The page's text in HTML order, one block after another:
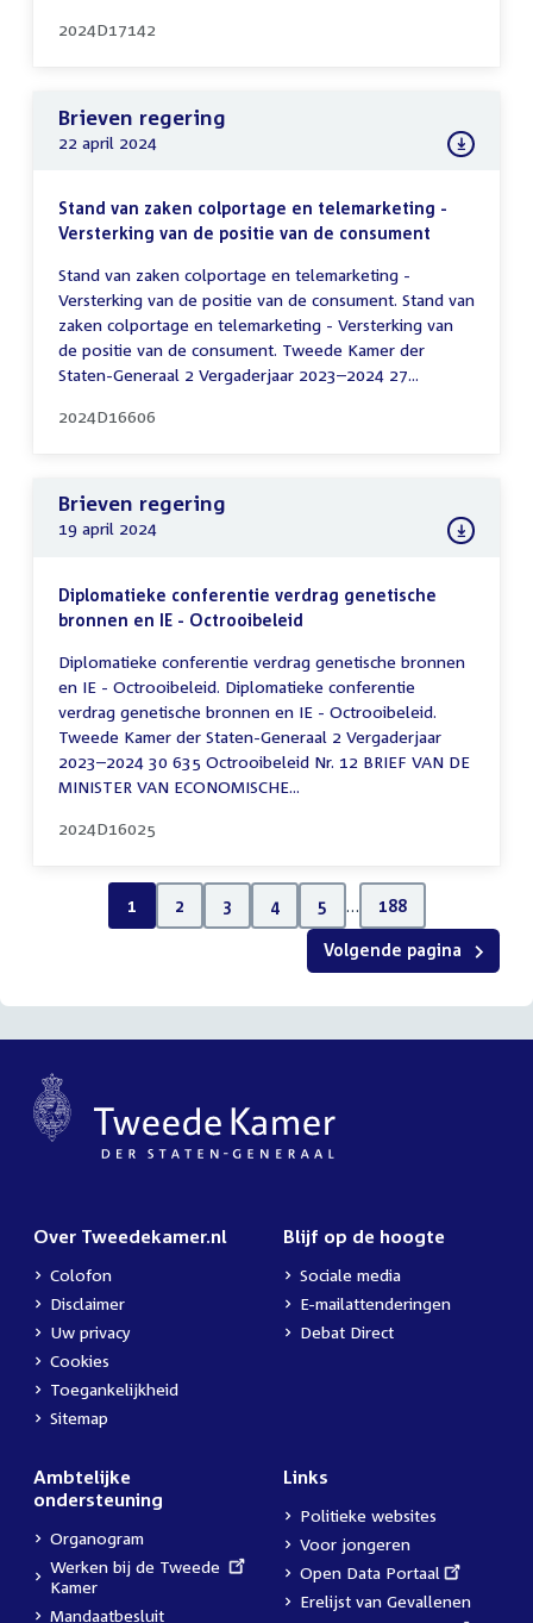
2024D17142
Brieven regering
22 april 2024
Stand van zaken colportage en telemarketing -
Versterking van de positie van de consument
Stand van zaken colportage en telemarketing -
Versterking van de positie van de consument. Stand van
zaken colportage en telemarketing - Versterking van
de positie van de consument. Tweede Kamer der
Staten-Generaal 2 Vergaderjaar 2023–2024 27...
2024D16606
Brieven regering
19 april 2024
Diplomatieke conferentie verdrag genetische
bronnen en IE - Octrooibeleid
Diplomatieke conferentie verdrag genetische bronnen
en IE - Octrooibeleid. Diplomatieke conferentie
verdrag genetische bronnen en IE - Octrooibeleid.
Tweede Kamer der Staten-Generaal 2 Vergaderjaar
2023–2024 30 635 Octrooibeleid Nr. 12 BRIEF VAN DE
MINISTER VAN ECONOMISCHE...
2024D16025
1 2 3 4 5 … 188
Volgende pagina
Over Tweedekamer.nl
Colofon
Disclaimer
Uw privacy
Cookies
Toegankelijkheid
Sitemap
Blijf op de hoogte
Sociale media
E-mailattenderingen
Debat Direct
Ambtelijke
ondersteuning
Organogram
External
link:
Werken bij de Tweede
Kamer
Mandaatbesluit
Links
Politieke websites
Voor jongeren
External
link:
Open Data Portaal
Erelijst van Gevallenen